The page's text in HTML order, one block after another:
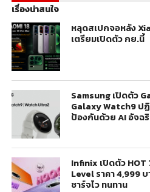
เรื่องน่าสนใจ
หลุดสเปกจอหลัง
เตรียมเปิดตัว กย.นี้
Samsung เปิดตัว
Galaxy Watch9 ป
ป้องกันด้วย AI อัจฉ
Infinix เปิดตัว
Level ราคา 4,999
ชาร์จไว ทนทาน